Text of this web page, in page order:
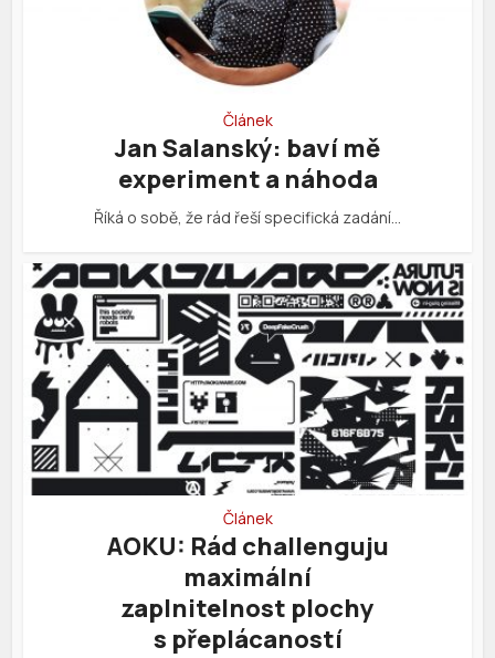
Článek
Jan Salanský: baví mě
experiment a náhoda
Říká o sobě, že rád řeší specifická zadání…
Článek
AOKU: Rád challenguju
maximální
zaplnitelnost plochy
s přeplácaností